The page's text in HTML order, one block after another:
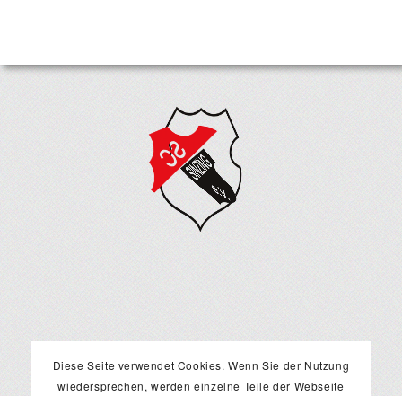
Diese Seite verwendet Cookies. Wenn Sie der Nutzung
wiedersprechen, werden einzelne Teile der Webseite